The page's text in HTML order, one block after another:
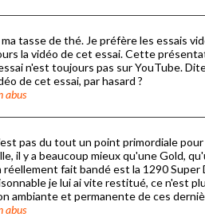
tasse de thé. Je préfère les essais
la vidéo de cet essai. Cette
n'est toujours pas sur YouTube.
de cet essai, par hasard ?
abus
pas du tout un point primordiale
il y a beaucoup mieux qu'une Gold,
fait bandé est la 1290 Super
je lui ai vite restitué, ce n'est
ambiante et permanente de ces
abus